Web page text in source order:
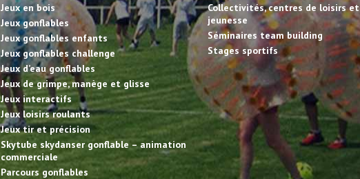
Jeux en bois
Jeux gonflables
Jeux gonflables enfants
Jeux gonflables challenge
Jeux d’eau gonflables
Jeux de grimpe, manège et glisse
Jeux interactifs
Jeux loisirs roulants
Jeux tir et précision
Skytube skydanser gonflable – animation
commerciale
Parcours gonflables
Collectivités, centres de loisirs et
jeunesse
Séminaires team building
Stages sportifs